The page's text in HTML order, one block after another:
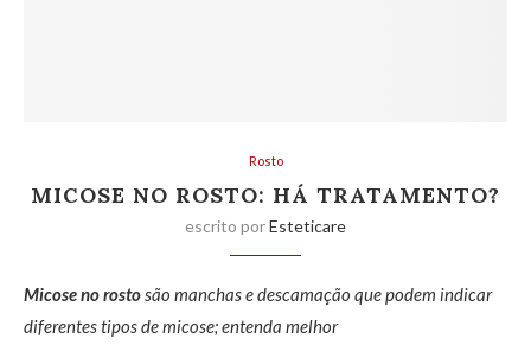
Rosto
MICOSE NO ROSTO: HÁ TRATAMENTO?
escrito porEsteticare
Micose no rostosão manchas e descamação que podem indicar
diferentes tipos de micose; entenda melhor